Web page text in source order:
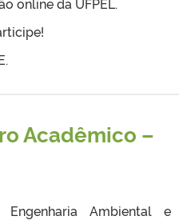
Acadêmico –
Ambiental e